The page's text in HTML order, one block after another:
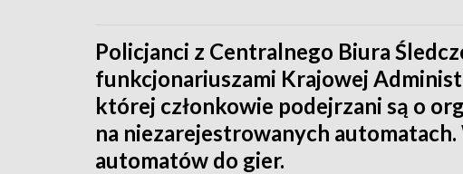
Policjanci z Centralnego Biura
funkcjonariuszami Krajowej
której członkowie podejrzani są o
na niezarejestrowanych
automatów do gier.